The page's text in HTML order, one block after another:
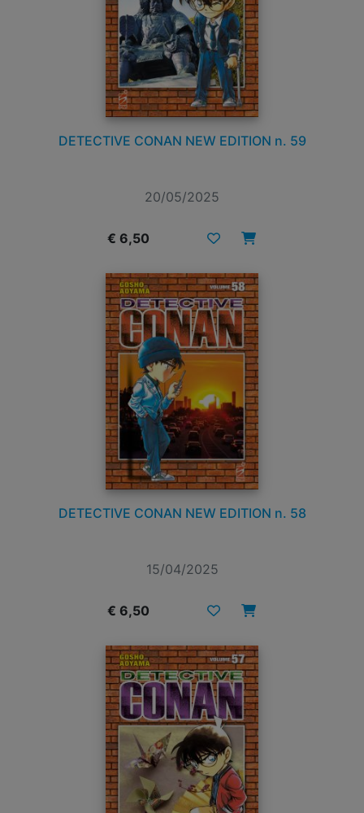
DETECTIVE CONAN NEW EDITION n. 59
20/05/2025
€ 6,50
DETECTIVE CONAN NEW EDITION n. 58
15/04/2025
€ 6,50